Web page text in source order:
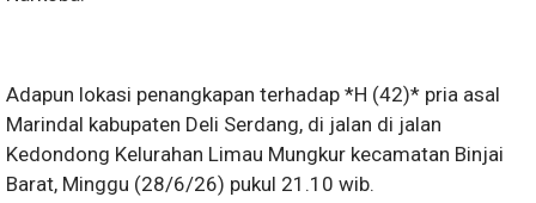
Adapun lokasi penangkapan terhadap *H (42)* pria asal
Marindal kabupaten Deli Serdang, di jalan di jalan
Kedondong Kelurahan Limau Mungkur kecamatan Binjai
Barat, Minggu (28/6/26) pukul 21.10 wib.